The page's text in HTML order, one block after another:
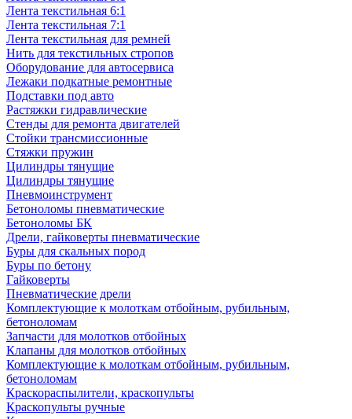
Лента текстильная 6:1
Лента текстильная 7:1
Лента текстильная для ремней
Нить для текстильных стропов
Оборудование для автосервиса
Лежаки подкатные ремонтные
Подставки под авто
Растяжки гидравлические
Стенды для ремонта двигателей
Стойки трансмиссионные
Стяжки пружин
Цилиндры тянущие
Цилиндры тянущие
Пневмоинструмент
Бетоноломы пневматические
Бетоноломы БК
Дрели, гайковерты пневматические
Буры для скальных пород
Буры по бетону
Гайковерты
Пневматические дрели
Комплектующие к молоткам отбойным, рубильным,
бетоноломам
Запчасти для молотков отбойных
Клапаны для молотков отбойных
Комплектующие к молоткам отбойным, рубильным,
бетоноломам
Краскораспылители, краскопульты
Краскопульты ручные